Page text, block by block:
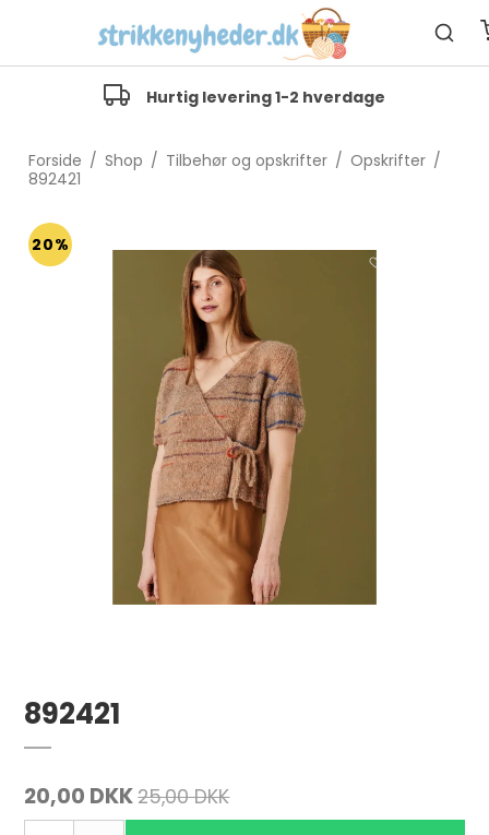
Hurtig levering 1-2 hverdage
Forside / Shop / Tilbehør og opskrifter / Opskrifter /
892421
20%
892421
20,00 DKK25,00 DKK